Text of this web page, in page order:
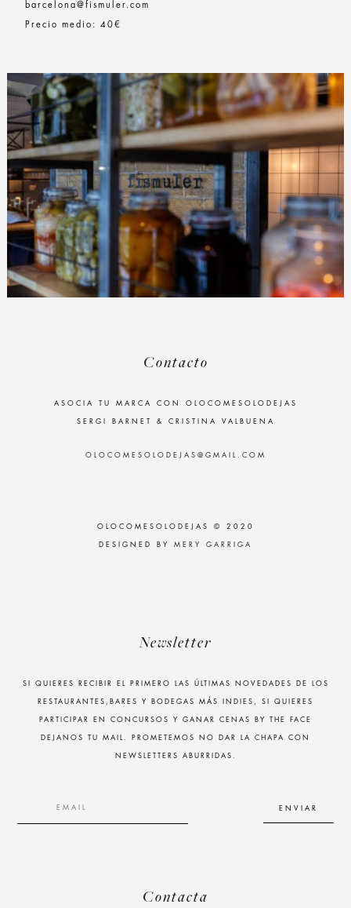
barcelona@fismuler.com
Precio medio: 40€
Contacto
ASOCIA TU MARCA CON OLOCOMESOLODEJAS
SERGI BARNET & CRISTINA VALBUENA
OLOCOMESOLODEJAS@GMAIL.COM
OLOCOMESOLODEJAS © 2020
DESIGNED BY MERY GARRIGA
Newsletter
SI QUIERES RECIBIR EL PRIMERO LAS ÚLTIMAS NOVEDADES DE LOS
RESTAURANTES,BARES Y BODEGAS MÁS INDIES, SI QUIERES
PARTICIPAR EN CONCURSOS Y GANAR CENAS BY THE FACE
DEJANOS TU MAIL. PROMETEMOS NO DAR LA CHAPA CON
NEWSLETTERS ABURRIDAS.
Contacta